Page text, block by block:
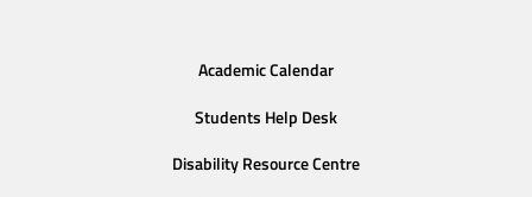
Academic Calendar
Students Help Desk
Disability Resource Centre